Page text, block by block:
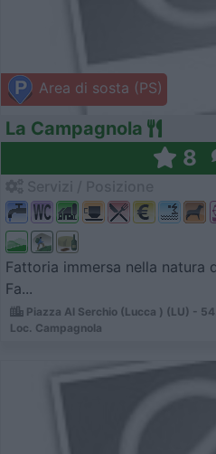
Area di sosta (PS)
La Campagnola
8
Fattoria immersa nella natura
Fa...
Piazza Al Serchio (Lucca ) (LU) -
Loc. Campagnola